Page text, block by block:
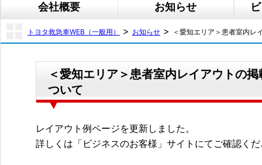
会社概要 お知らせ
トヨタ救急車WEB（一般用） > お知らせ > ＜愛知エリア＞患者室内レ
＜愛知エリア＞患者室内レイアウトの掲
ついて
レイアウト例ページを更新しました。
詳しくは「ビジネスのお客様」サイトにてご確認く